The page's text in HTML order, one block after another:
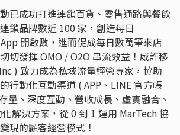
已成功打進連鎖百貨、零售通路與餐飲
鎖品牌數近 100 家，創造每日
開啟數，進而促成每日數萬筆來店
切發揮 OMO / O2O 串流效益！威許移
) 致力成為私域流量經營專家，協助
行動化互動渠道 ( APP、LINE 官方帳
量、深度互動、營收成長、虛實融合、
解決方案，從 0 到 1 運用 MarTech 協
現的顧客經營模式！